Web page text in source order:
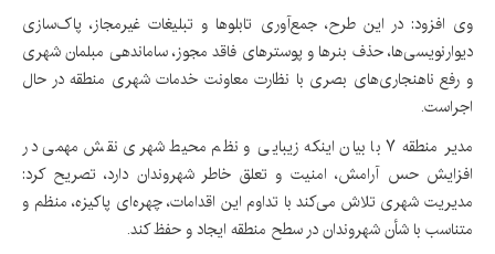
وی افزود: در این طرح، جمع‌آوری تابلوها و تبلیغات غیرمجاز، پاک‌سازی
دیوارنویسی‌ها، حذف بنرها و پوسترهای فاقد مجوز، ساماندهی مبلمان شهری
و رفع ناهنجاری‌های بصری با نظارت معاونت خدمات شهری منطقه در حال
اجراست.
مدیر منطقه ۷ با بیان اینکه زیبایی و نظم محیط شهری نقش مهمی در
افزایش حس آرامش، امنیت و تعلق خاطر شهروندان دارد، تصریح کرد:
مدیریت شهری تلاش می‌کند با تداوم این اقدامات، چهره‌ای پاکیزه، منظم و
متناسب با شأن شهروندان در سطح منطقه ایجاد و حفظ کند.